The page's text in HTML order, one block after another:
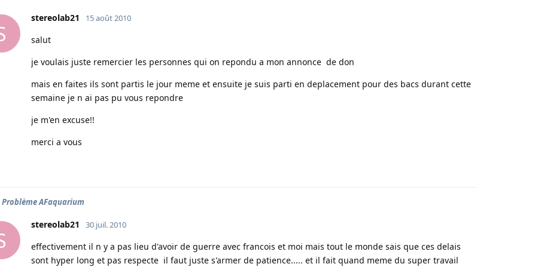
stereolab21 15 août 2010
salut
je voulais juste remercier les personnes qui on repondu a mon annonce de don
mais en faites ils sont partis le jour meme et ensuite je suis parti en deplacement pour des bacs durant cette
semaine je n ai pas pu vous repondre
je m'en excuse!!
merci a vous
Problème AFaquarium
stereolab21 30 juil. 2010
effectivement il n y a pas lieu d'avoir de guerre avec francois et moi mais tout le monde sais que ces delais
sont hyper long et pas respecte il faut juste s'armer de patience..... et il fait quand meme du super travail